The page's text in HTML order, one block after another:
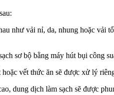
như vải nỉ, da, nhung hoặc vải
sơ bộ bằng máy hút bụi công
vết thức ăn sẽ được xử lý
dung dịch làm sạch sẽ được